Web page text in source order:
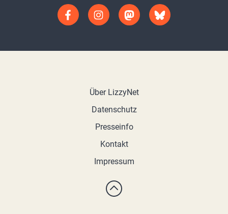
Über LizzyNet
Datenschutz
Presseinfo
Kontakt
Impressum